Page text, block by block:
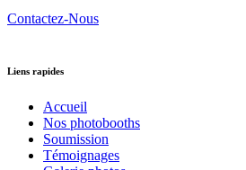
Contactez-Nous
Liens rapides
Accueil
Nos photobooths
Soumission
Témoignages